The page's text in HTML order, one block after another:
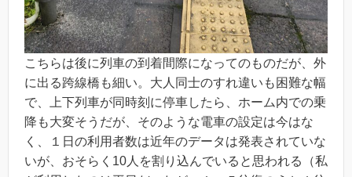
こちらは後に列車の到着間際になってのものだが、外
に出る跨線橋も細い。大人同士のすれ違いも困難な幅
で、上下列車が同時刻に停車したら、ホーム内での乗
降も大変そうだが、そのような電車の設定は今はな
く、１日の利用者数は近年のデータは発表されていな
いが、おそらく10人を割り込んでいると思われる（私